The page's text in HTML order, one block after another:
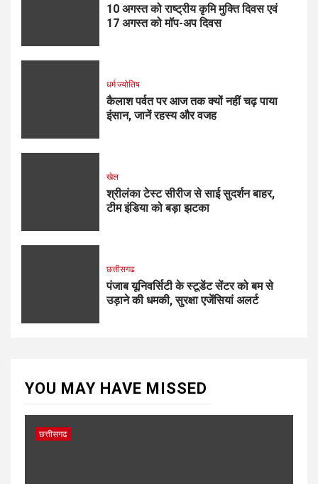
10 अगस्त को राष्ट्रीय कृमि मुक्ति दिवस एवं
17 अगस्त को मॉप-अप दिवस
धर्म ज्योतिष
कैलाश पर्वत पर आज तक क्यों नहीं चढ़ पाया
इंसान, जानें रहस्य और वजह
खेल
श्रीलंका टेस्ट सीरीज से साई सुदर्शन बाहर,
टीम इंडिया को बड़ा झटका
छत्तीसगढ
पंजाब यूनिवर्सिटी के स्टूडेंट सेंटर को बम से
उड़ाने की धमकी, सुरक्षा एजेंसियां अलर्ट
YOU MAY HAVE MISSED
छत्तीसगढ